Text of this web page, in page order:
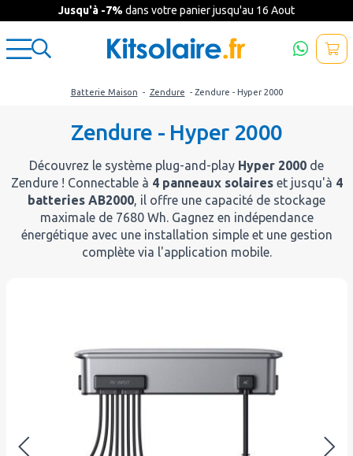
Jusqu'à -7% dans votre panier jusqu'au 16 Aout
Batterie Maison - Zendure - Zendure - Hyper 2000
Zendure - Hyper 2000
Découvrez le système plug-and-play Hyper 2000 de
Zendure ! Connectable à 4 panneaux solaireset jusqu'à 4
batteries AB2000, il offre une capacité de stockage
maximale de 7680 Wh. Gagnez en indépendance
énergétique avec une installation simple et une gestion
complète via l'application mobile.